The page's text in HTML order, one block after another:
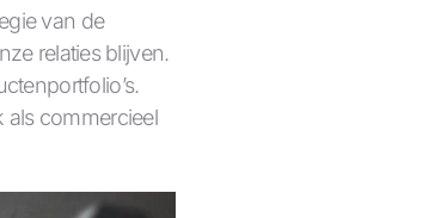
van de
relaties blijven.
als commercieel